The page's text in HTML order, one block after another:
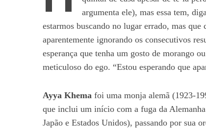
argumenta ele), mas essa tem,
estarmos buscando no lugar errado, mas
aparentemente ignorando os consecutivos
esperança que tenha um gosto de morango
meticuloso do ego. “Estou esperando que
Ayya Khema foi uma monja alemã (1923-
que inclui um início com a fuga da
Japão e Estados Unidos), passando por sua
S
a